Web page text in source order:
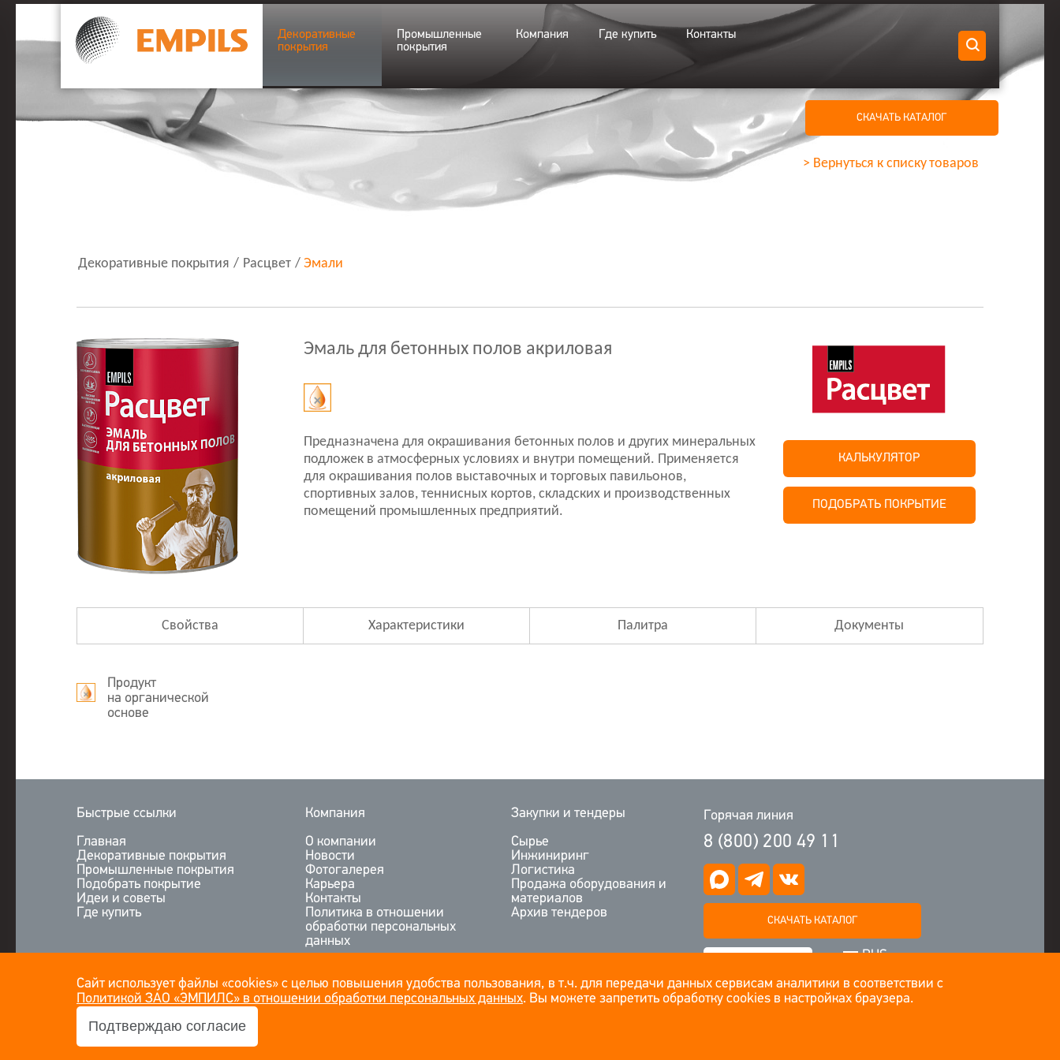
Декоративные
покрытия
Промышленные
покрытия
Компания Где купить Контакты
Декоративные покрытия / Расцвет / Эмали
СКАЧАТЬ КАТАЛОГ
> Вернуться к списку товаров
Эмаль для бетонных полов акриловая
Предназначена для окрашивания бетонных полов и других минеральных
подложек в атмосферных условиях и внутри помещений. Применяется
для окрашивания полов выставочных и торговых павильонов,
спортивных залов, теннисных кортов, складских и производственных
помещений промышленных предприятий.
КАЛЬКУЛЯТОР
ПОДОБРАТЬ ПОКРЫТИЕ
Свойства Характеристики Палитра Документы
Продукт
на органической
основе
Быстрые ссылки
Главная
Декоративные покрытия
Промышленные покрытия
Подобрать покрытие
Идеи и советы
Где купить
Компания
О компании
Новости
Фотогалерея
Карьера
Контакты
Политика в отношении
обработки персональных
данных
Закупки и тендеры
Сырье
Инжиниринг
Логистика
Продажа оборудования и
материалов
Архив тендеров
Горячая линия
8 (800) 200 49 11
СКАЧАТЬ КАТАЛОГ
RUS
Сайт использует файлы «cookies» с целью повышения удобства пользования, в т.ч. для передачи данных сервисам аналитики в соответствии с
Политикой ЗАО «ЭМПИЛС» в отношении обработки персональных данных. Вы можете запретить обработку cookies в настройках браузера.
Подтверждаю согласие